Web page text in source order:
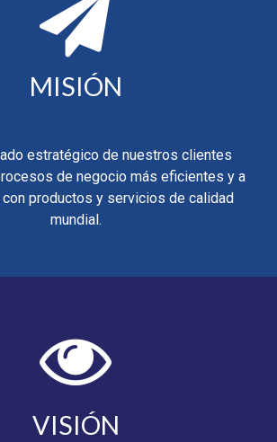
MISIÓN
estratégico de nuestros clientes
de negocio más eficientes y a
productos y servicios de calidad
mundial.
VISIÓN